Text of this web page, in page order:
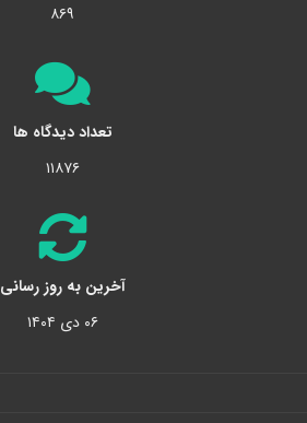
۸۶۹
تعداد دیدگاه ها
۱۱۸۷۶
آخرین به روز رسانی
۰۶ دی ۱۴۰۴